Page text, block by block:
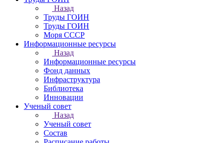
Назад
Труды ГОИН
Труды ГОИН
Моря СССР
Информационные ресурсы
Назад
Информационные ресурсы
Фонд данных
Инфраструктура
Библиотека
Инновации
Ученый совет
Назад
Ученый совет
Состав